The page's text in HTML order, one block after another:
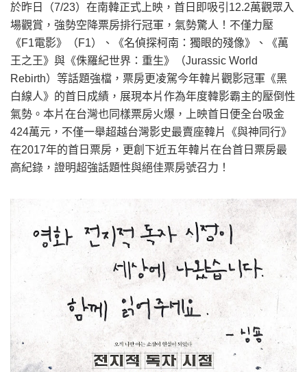
於昨日（7/23）在南韓正式上映，首日即吸引12.2萬觀眾入
場觀賞，強勢空降票房排行冠軍，氣勢驚人！不僅力壓
《F1電影》（F1）、《名偵探柯南：獨眼的殘像》、《萬
王之王》與《侏羅紀世界：重生》（Jurassic World
Rebirth）等話題強檔，票房更凌駕今年韓片觀影冠軍《黑
白線人》的首日成績，展現本片作為年度韓影霸主的壓倒性
氣勢。本片在台灣也同樣票房火爆，上映首日便全台吸金
424萬元，不僅一舉超越台灣影史最賣座韓片《與神同行》
在2017年的首日票房，更創下近五年韓片在台首日票房最
高紀錄，證明超強話題性與絕佳票房號召力！